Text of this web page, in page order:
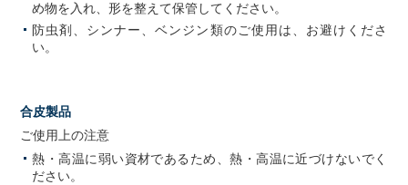
め物を入れ、形を整えて保管してください。
防虫剤、シンナー、ベンジン類のご使用は、お避けくださ
い。
合皮製品
ご使用上の注意
熱・高温に弱い資材であるため、熱・高温に近づけないでく
ださい。